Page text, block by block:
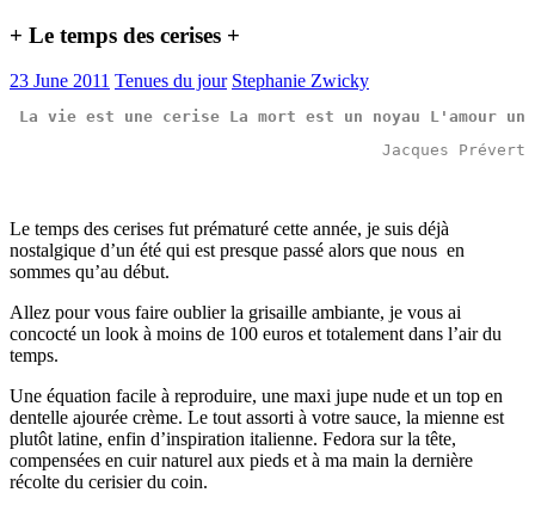
+ Le temps des cerises +
23 June 2011 Tenues du jour Stephanie Zwicky
La vie est une cerise La mort est un noyau L' amour un
Jacques Prévert
Le temps des cerises fut prématuré cette année, je suis déjà
nostalgique d’un été qui est presque passé alors que nous en
sommes qu’au début.
Allez pour vous faire oublier la grisaille ambiante, je vous ai
concocté un look à moins de 100 euros et totalement dans l’air du
temps.
Une équation facile à reproduire, une maxi jupe nude et un top en
dentelle ajourée crème. Le tout assorti à votre sauce, la mienne est
plutôt latine, enfin d’inspiration italienne. Fedora sur la tête,
compensées en cuir naturel aux pieds et à ma main la dernière
récolte du cerisier du coin.